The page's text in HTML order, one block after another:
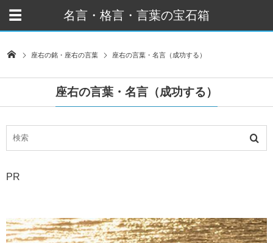
名言・格言・言葉の宝石箱
座右の銘・座右の言葉 座右の言葉・名言（成功する）
座右の言葉・名言（成功する）
PR